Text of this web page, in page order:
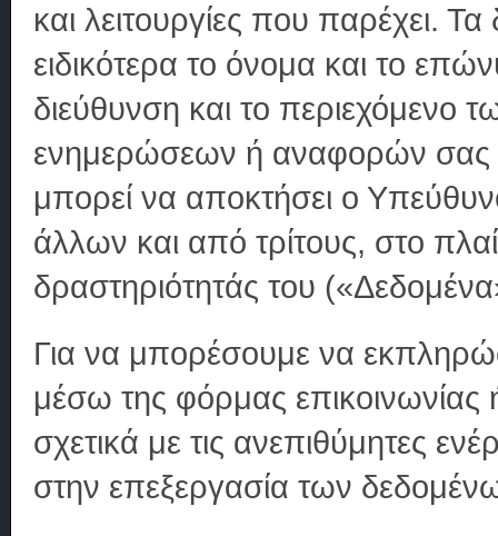
και λειτουργίες που παρέχει.
ειδικότερα το όνομα και το
διεύθυνση και το περιεχόμενο
ενημερώσεων ή αναφορών σας
μπορεί να αποκτήσει ο
άλλων και από τρίτους, στο
δραστηριότητάς του
Για να μπορέσουμε να
μέσω της φόρμας
σχετικά με τις ανεπιθύμητες
στην επεξεργασία των